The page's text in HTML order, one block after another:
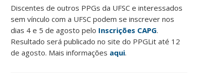
Discentes de outros PPGs da UFSC e interessados
sem vínculo com a UFSC podem se inscrever nos
dias 4 e 5 de agosto pelo Inscrições CAPG.
Resultado será publicado no site do PPGLit até 12
de agosto. Mais informações aqui.